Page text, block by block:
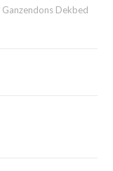
Ganzendons Dekbed